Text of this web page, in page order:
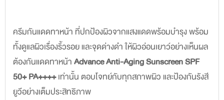
ครีมกันแดดทาหน้า ที่ปกป้องผิวจากแสงแดดพร้อมบำรุง พร้อม
ทั้งดูแลผิวเรื่องริ้วรอย และจุดด่างดำ ให้ผิวอ่อนเยาว์อย่างเห็นผล
ต้องกันแดดทาหน้าAdvance Anti-Aging Sunscreen SPF
50+ PA++++เท่านั้น ตอบโจทย์กับทุกสภาพผิว และป้องกันรังสี
ยูวีอย่างเต็มประสิทธิภาพ